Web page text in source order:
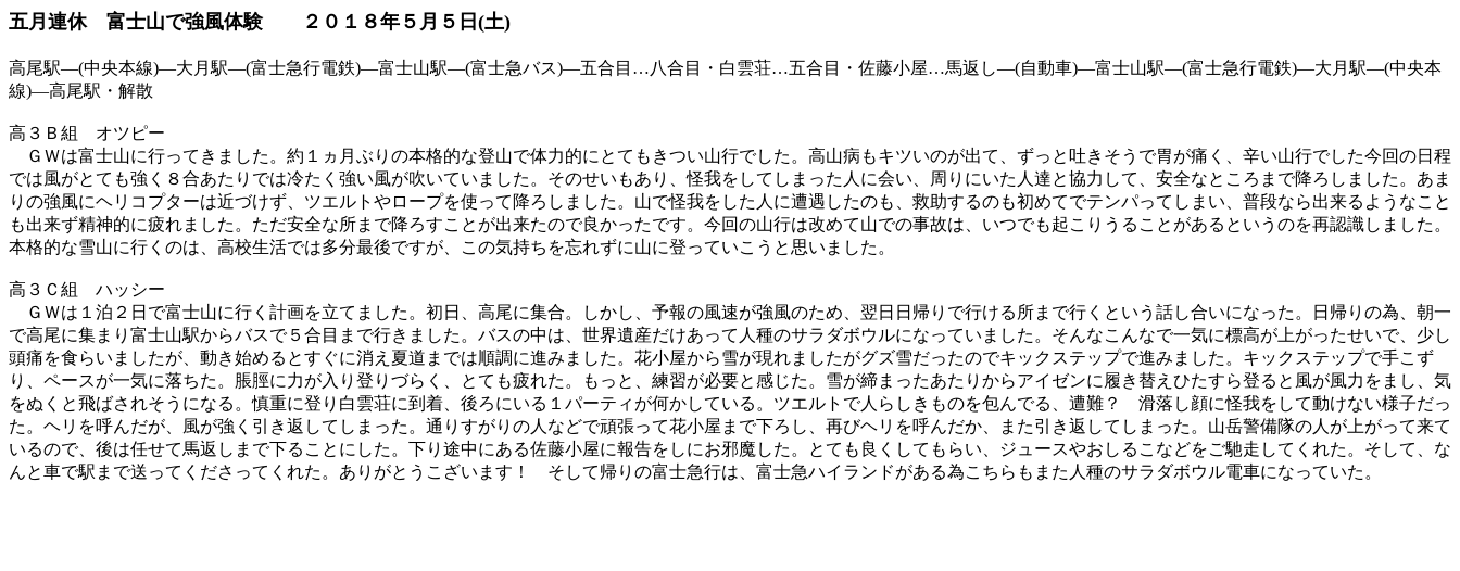
五月連休 富士山で強風体験 ２０１８年５月５日 (土)
高尾駅―(中央本線)―大月駅―(富士急行電鉄)―富士山駅―(富士急バス)―五合目…八合目・白雲荘…五合目・佐藤小屋…馬返し―(自動車)―富士山駅―(富士急行電鉄)―大月駅―(中央本
線)―高尾駅・解散
高３Ｂ組 オツピー
ＧＷは富士山に行ってきました。約１ヵ月ぶりの本格的な登山で体力的にとてもきつい山行でした。高山病もキツいのが出て、ずっと吐きそうで胃が痛く、辛い山行でした今回の日程
では風がとても強く８合あたりでは冷たく強い風が吹いていました。そのせいもあり、怪我をしてしまった人に会い、周りにいた人達と協力して、安全なところまで降ろしました。あま
りの強風にヘリコプターは近づけず、ツエルトやロープを使って降ろしました。山で怪我をした人に遭遇したのも、救助するのも初めてでテンパってしまい、普段なら出来るようなこと
も出来ず精神的に疲れました。ただ安全な所まで降ろすことが出来たので良かったです。今回の山行は改めて山での事故は、いつでも起こりうることがあるというのを再認識しました。
本格的な雪山に行くのは、高校生活では多分最後ですが、この気持ちを忘れずに山に登っていこうと思いました。
高３Ｃ組 ハッシー
ＧＷは１泊２日で富士山に行く計画を立てました。初日、高尾に集合。しかし、予報の風速が強風のため、翌日日帰りで行ける所まで行くという話し合いになった。日帰りの為、朝一
で高尾に集まり富士山駅からバスで５合目まで行きました。バスの中は、世界遺産だけあって人種のサラダボウルになっていました。そんなこんなで一気に標高が上がったせいで、少し
頭痛を食らいましたが、動き始めるとすぐに消え夏道までは順調に進みました。花小屋から雪が現れましたがグズ雪だったのでキックステップで進みました。キックステップで手こず
り、ペースが一気に落ちた。脹脛に力が入り登りづらく、とても疲れた。もっと、練習が必要と感じた。雪が締まったあたりからアイゼンに履き替えひたすら登ると風が風力をまし、気
をぬくと飛ばされそうになる。慎重に登り白雲荘に到着、後ろにいる１パーティが何かしている。ツエルトで人らしきものを包んでる、遭難？ 滑落し顔に怪我をして動けない様子だっ
た。ヘリを呼んだが、風が強く引き返してしまった。通りすがりの人などで頑張って花小屋まで下ろし、再びヘリを呼んだか、また引き返してしまった。山岳警備隊の人が上がって来て
いるので、後は任せて馬返しまで下ることにした。下り途中にある佐藤小屋に報告をしにお邪魔した。とても良くしてもらい、ジュースやおしるこなどをご馳走してくれた。そして、な
んと車で駅まで送ってくださってくれた。ありがとうこざいます！ そして帰りの富士急行は、富士急ハイランドがある為こちらもまた人種のサラダボウル電車になっていた。